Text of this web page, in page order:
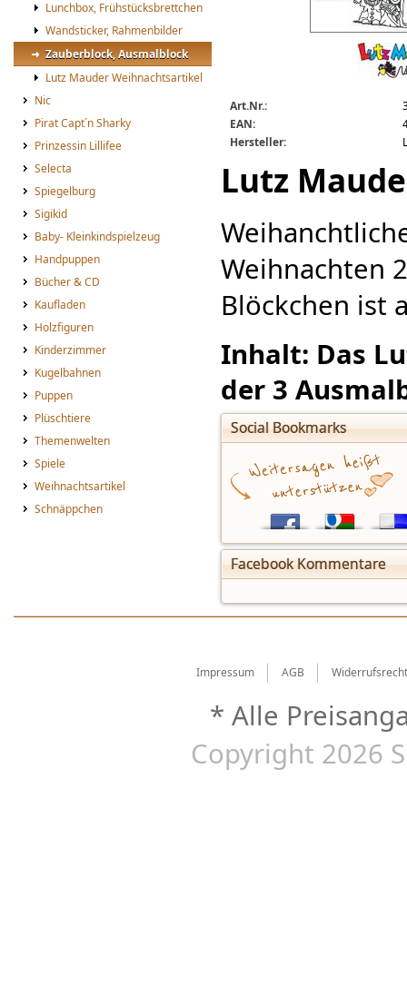
Lunchbox, Frühstücksbrettchen
Wandsticker, Rahmenbilder
Zauberblock, Ausmalblock
Lutz Mauder Weihnachtsartikel
Nic
Pirat Capt´n Sharky
Prinzessin Lillifee
Selecta
Spiegelburg
Sigikid
Baby- Kleinkindspielzeug
Handpuppen
Bücher & CD
Kaufladen
Holzfiguren
Kinderzimmer
Kugelbahnen
Puppen
Plüschtiere
Themenwelten
Spiele
Weihnachtsartikel
Schnäppchen
Art.Nr.:
EAN:
Hersteller:
Lutz
Weihnachten
Blöckchen ist
Inhalt: Das
der 3
Social Bookmarks
Facebook Kommentare
Impressum AGB Widerrufsrecht
* Alle
Copyright 2026